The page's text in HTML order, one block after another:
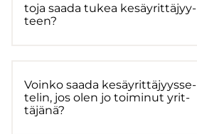
to­ja saada tukea ke­säy­rit­tä­jyy­
teen?
Voin­ko saada ke­säy­rit­tä­jyys­se­
te­lin, jos olen jo toi­mi­nut yrit­
tä­jä­nä?